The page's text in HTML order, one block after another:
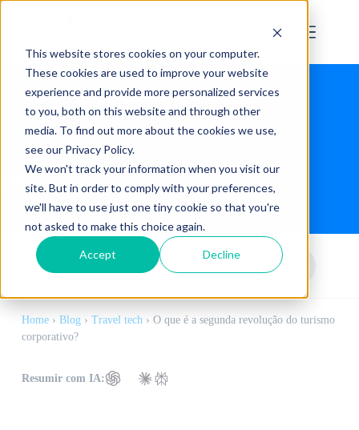
This website stores cookies on your computer.
These cookies are used to improve your website
experience and provide more personalized services
to you, both on this website and through other
media. To find out more about the cookies we use,
see our Privacy Policy.
We won't track your information when you visit our
site. But in order to comply with your preferences,
we'll have to use just one tiny cookie so that you're
not asked to make this choice again.
Accept Decline
Blog
Home› Blog› Travel tech› O que é a segunda revolução do turismo
corporativo?
Resumir com IA: